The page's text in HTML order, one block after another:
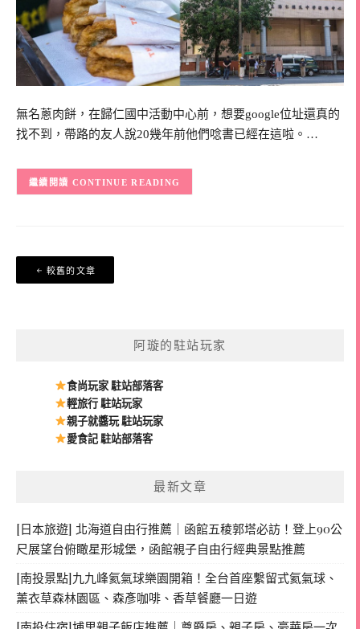
無名蔥肉餅，在歸仁國中活動中心前，想要google位址還真的
找不到，帶路的友人說20幾年前他們唸書已經在這啦。…
CONTINUE READING
文
章
較舊的文章
阿璇的駐站玩家
食尚玩家 駐站部落客
輕旅行 駐站玩家
親子就醬玩 駐站玩家
愛食記 駐站部落客
最新文章
[日本旅遊] 北海道自由行推薦｜函館五稜郭塔必訪！登上90公
尺展望台俯瞰星形城堡，函館親子自由行經典景點推薦
[南投景點]九九峰氦氣球樂園開箱！全台首座繫留式氦氣球、
薰衣草森林園區、森彥咖啡、香草餐廳一日遊